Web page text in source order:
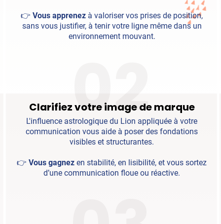
👉 Vous apprenez à valoriser vos prises de position,
sans vous justifier, à tenir votre ligne même dans un
environnement mouvant.
02
Clarifiez votre image de marque
L'influence astrologique du Lion appliquée à votre
communication vous aide à poser des fondations
visibles et structurantes.
👉 Vous gagnez en stabilité, en lisibilité, et vous sortez
d’une communication floue ou réactive.